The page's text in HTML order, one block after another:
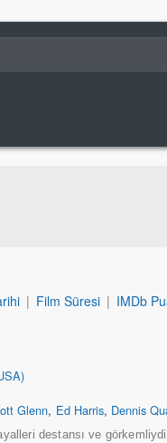
| Film Süresi | IMDb
Glenn, Ed Harris, Dennis
destansı ve